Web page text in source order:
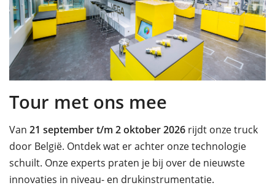
Tour met ons mee
Van 21 september t/m 2 oktober 2026 rijdt onze truck
door België. Ontdek wat er achter onze technologie
schuilt. Onze experts praten je bij over de nieuwste
innovaties in niveau- en drukinstrumentatie.